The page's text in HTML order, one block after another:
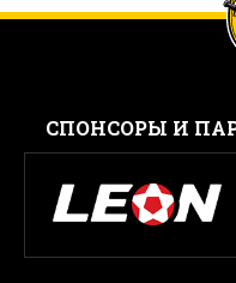
CПОНСОРЫ И